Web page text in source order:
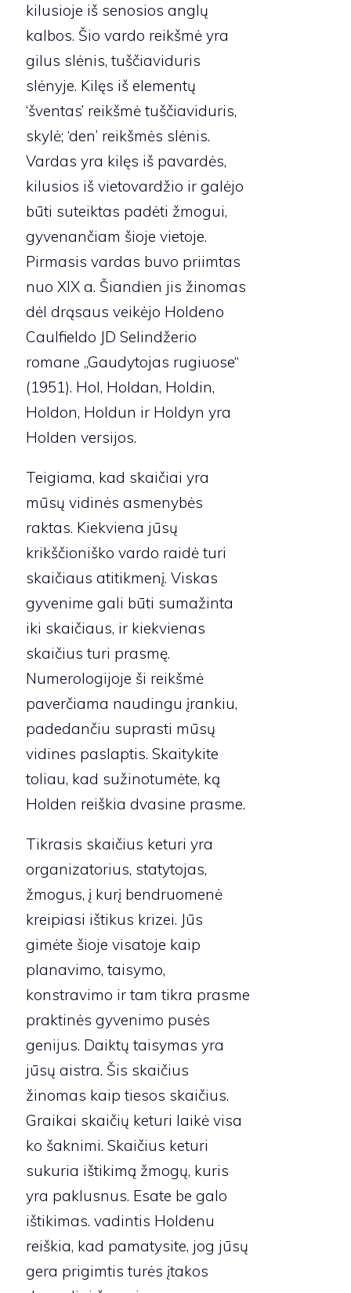
kilusioje iš senosios anglų
kalbos. Šio vardo reikšmė yra
gilus slėnis, tuščiaviduris
slėnyje. Kilęs iš elementų
‘šventas’ reikšmė tuščiaviduris,
skylė; ‘den’ reikšmės slėnis.
Vardas yra kilęs iš pavardės,
kilusios iš vietovardžio ir galėjo
būti suteiktas padėti žmogui,
gyvenančiam šioje vietoje.
Pirmasis vardas buvo priimtas
nuo XIX a. Šiandien jis žinomas
dėl drąsaus veikėjo Holdeno
Caulfieldo JD Selindžerio
romane „Gaudytojas rugiuose“
(1951). Hol, Holdan, Holdin,
Holdon, Holdun ir Holdyn yra
Holden versijos.
Teigiama, kad skaičiai yra
mūsų vidinės asmenybės
raktas. Kiekviena jūsų
krikščioniško vardo raidė turi
skaičiaus atitikmenį. Viskas
gyvenime gali būti sumažinta
iki skaičiaus, ir kiekvienas
skaičius turi prasmę.
Numerologijoje ši reikšmė
paverčiama naudingu įrankiu,
padedančiu suprasti mūsų
vidines paslaptis. Skaitykite
toliau, kad sužinotumėte, ką
Holden reiškia dvasine prasme.
Tikrasis skaičius keturi yra
organizatorius, statytojas,
žmogus, į kurį bendruomenė
kreipiasi ištikus krizei. Jūs
gimėte šioje visatoje kaip
planavimo, taisymo,
konstravimo ir tam tikra prasme
praktinės gyvenimo pusės
genijus. Daiktų taisymas yra
jūsų aistra. Šis skaičius
žinomas kaip tiesos skaičius.
Graikai skaičių keturi laikė visa
ko šaknimi. Skaičius keturi
sukuria ištikimą žmogų, kuris
yra paklusnus. Esate be galo
ištikimas. vadintis Holdenu
reiškia, kad pamatysite, jog jūsų
gera prigimtis turės įtakos